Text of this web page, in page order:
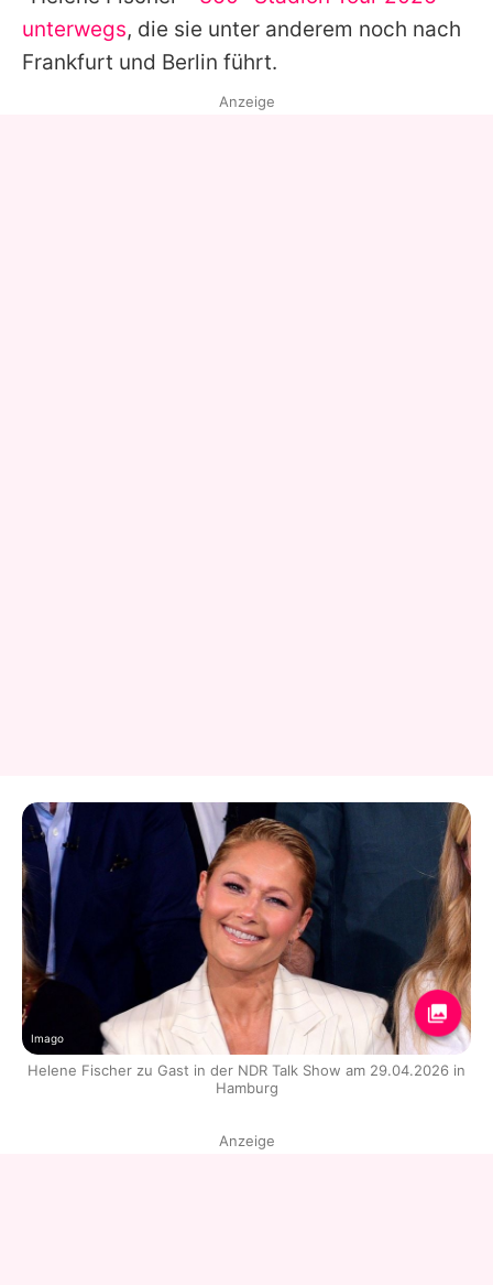
unterwegs, die sie unter anderem noch nach
Frankfurt und Berlin führt.
Anzeige
Imago
Helene Fischer zu Gast in der NDR Talk Show am 29.04.2026 in
Hamburg
Anzeige